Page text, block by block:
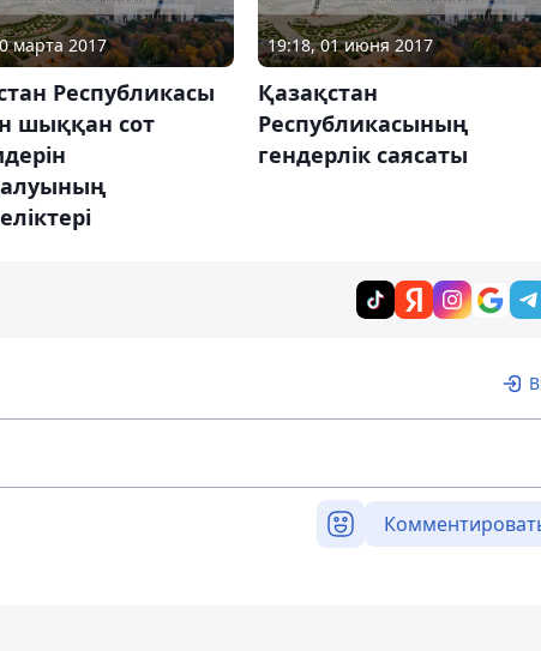
марта 2017
Республикасы
шыққан сот
19:18, 01 июня 2017
Қазақстан
Республикасының
гендерлік саясаты